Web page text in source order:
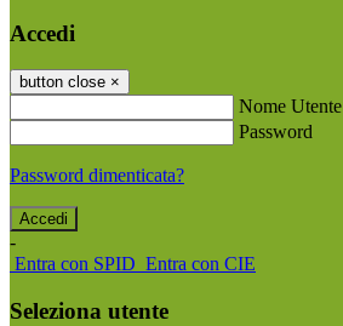
Accedi
button close ×
Nome Utente
Password
Password dimenticata?
-
Entra con SPID Entra con CIE
Seleziona utente